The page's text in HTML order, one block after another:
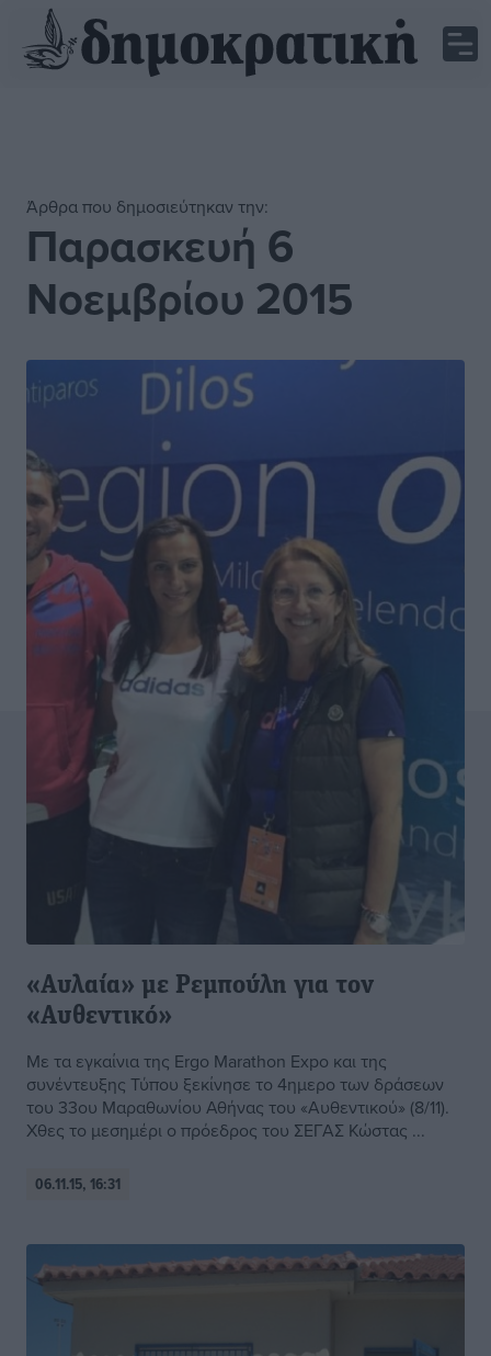
Άρθρα που δημοσιεύτηκαν την:
Παρασκευή 6
Νοεμβρίου 2015
«Αυλαία» με Ρεμπούλη για τον
«Αυθεντικό»
Με τα εγκαίνια της Ergo Marathon Expo και της
συνέντευξης Τύπου ξεκίνησε το 4ημερο των δράσεων
του 33ου Μαραθωνίου Αθήνας του «Αυθεντικού» (8/11).
Χθες το μεσημέρι ο πρόεδρος του ΣΕΓΑΣ Κώστας ...
06.11.15, 16:31